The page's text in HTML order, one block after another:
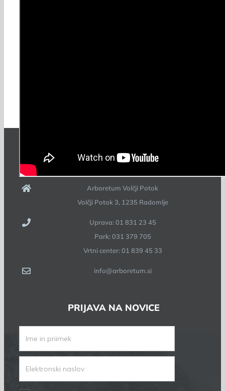
KONTAKT
Arboretum Volčji Potok
Volčji Potok 3, 1235 Radomlje
Uprava: 01 831 23 45
Park: 031 379 705
Vrtni center: 01 839 45 33
info@arboretum.si
PRIJAVA NA NOVICE